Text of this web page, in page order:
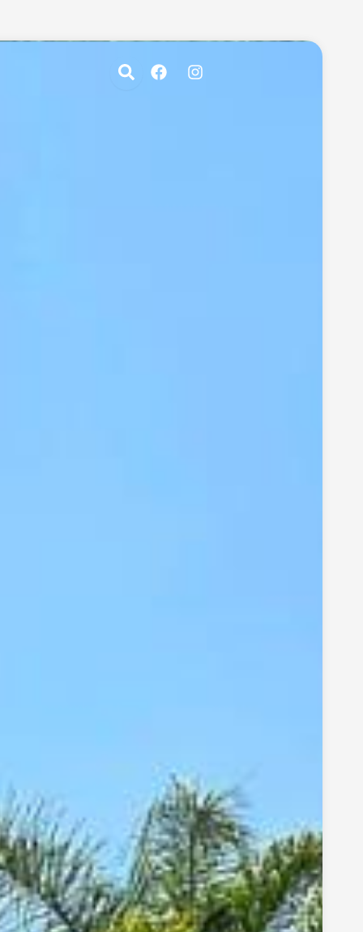
FacebookInstagram